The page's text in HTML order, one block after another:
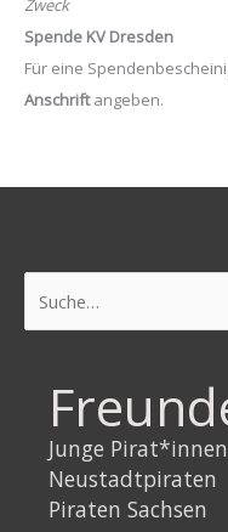
Zweck
Spende KV Dresden
Für eine
Anschriftangeben.
Junge
Neustadtpiraten
Piraten Sachsen